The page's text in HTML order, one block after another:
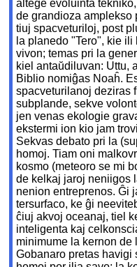
altege evoluinta
de grandioza amplekso
tiuj spacveturiloj, post
la planedo "Tero", kie
vivon; temas pri la
kiel antaŭdiluvan: Uttu,
Biblio nomiĝas Noaĥ.
spacveturilanoj deziras
subplande, sekve
jen venas ekologie
ekstermi ion kio jam
Sekvas debato pri la
homoj. Tiam oni
kosmo (meteoro se mi
de kelkaj jaroj neniigos
nenion entreprenos. Ĝi
tersurfaco, ke ĝi
ĉiuj akvoj oceanaj, tiel
inteligenta kaj
minimume la kernon de
Gobanaro pretas